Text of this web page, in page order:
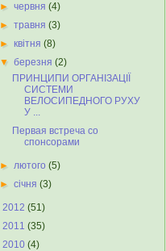
►червня(4)
►травня(3)
►квітня(8)
▼березня(2)
ПРИНЦИПИ ОРГАНІЗАЦІЇ
СИСТЕМИ
ВЕЛОСИПЕДНОГО РУХУ
У ...
Первая встреча со
спонсорами
►лютого(5)
►січня(3)
2012 (51)
2011 (35)
2010 (4)